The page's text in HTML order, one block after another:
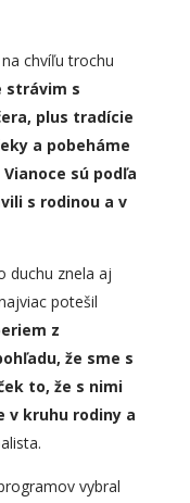
chvíľu trochu
strávim s
plus tradície
a pobeháme
sú podľa
s rodinou a v
duchu znela aj
potešil
z
že sme s
to, že s nimi
v kruhu rodiny a
vybral